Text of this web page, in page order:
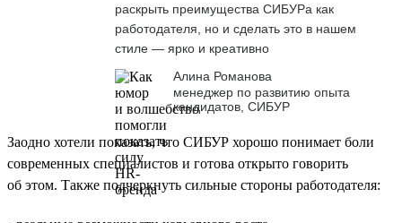
раскрыть преимущества СИБУРа как
работодателя, но и сделать это в нашем
стиле — ярко и креативно
Алина Романова
менеджер по развитию опыта
кандидатов, СИБУР
Заодно хотели показать, что СИБУР хорошо понимает боли
современных специалистов и готова открыто говорить
об этом. Также подчеркнуть сильные стороны работодателя: